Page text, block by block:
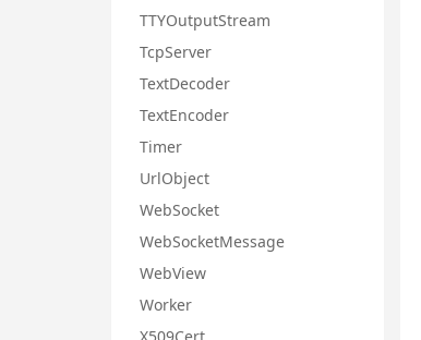
TTYOutputStream
TcpServer
TextDecoder
TextEncoder
Timer
UrlObject
WebSocket
WebSocketMessage
WebView
Worker